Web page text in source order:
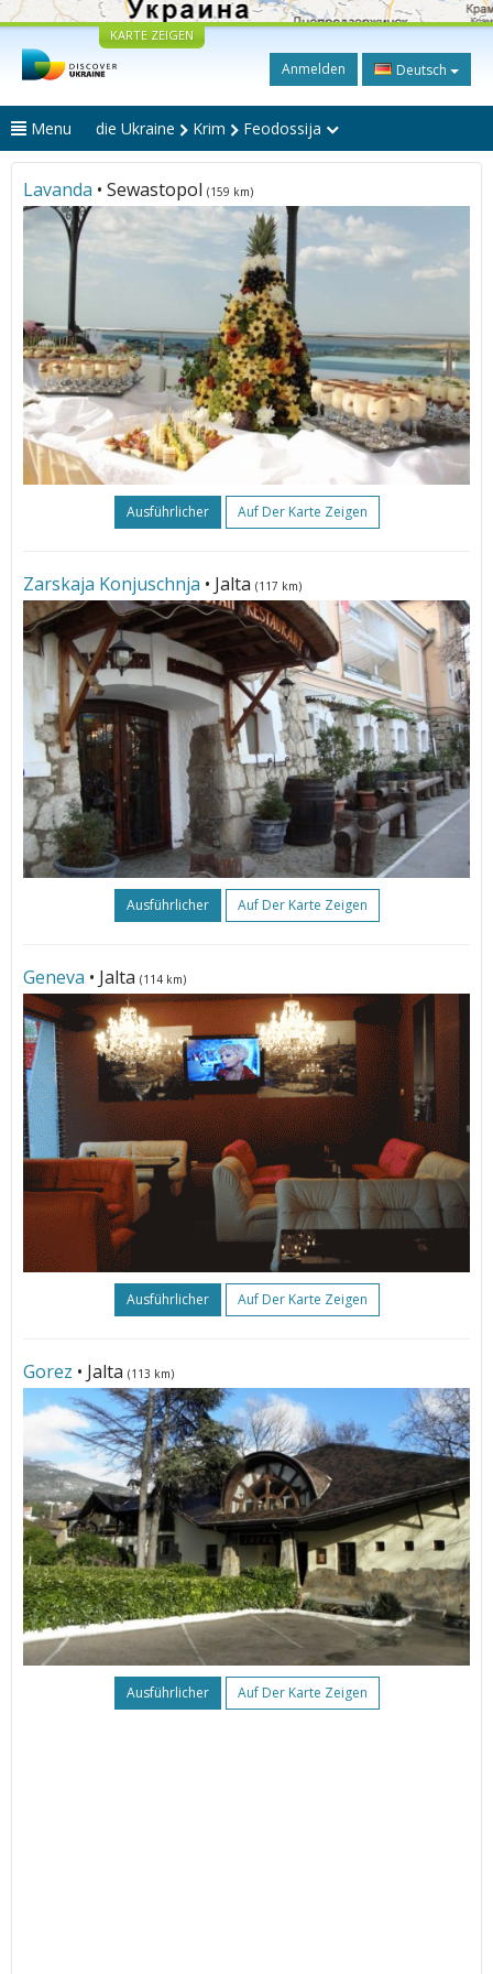
KARTE ZEIGEN
Anmelden Deutsch
Menu die Ukraine Krim Feodossija
Lavanda • Sewastopol (159 km)
Ausführlicher Auf Der Karte Zeigen
Zarskaja Konjuschnja • Jalta (117 km)
Ausführlicher Auf Der Karte Zeigen
Geneva • Jalta (114 km)
Ausführlicher Auf Der Karte Zeigen
Gorez • Jalta (113 km)
Ausführlicher Auf Der Karte Zeigen